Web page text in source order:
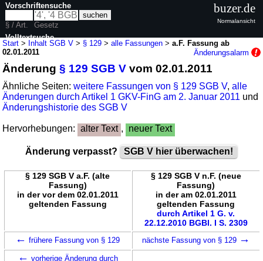
Start > Inhalt SGB V > § 129 >alle Fassungen >a.F. Fassung ab
02.01.2011
Änderungsalarm
Änderung§ 129 SGB V vom 02.01.2011
Ähnliche Seiten:weitere Fassungen von § 129 SGB V,alle
Änderungen durch Artikel 1 GKV-FinG am 2. Januar 2011 und
Änderungshistorie des SGB V
Hervorhebungen: alter Text , neuer Text
Änderung verpasst? SGB V hier überwachen!
§ 129 SGB V a.F. (alte
Fassung)
in der vor dem 02.01.2011
geltenden Fassung
§ 129 SGB V n.F. (neue
Fassung)
in der am 02.01.2011
geltenden Fassung
durch Artikel 1 G. v.
22.12.2010 BGBl. I S. 2309
← frühere Fassung von § 129 nächste Fassung von § 129 →
← vorherige Änderung durch
Vorschriftensuche
§ / Art.
Gesetz
Volltextsuche
buzer.de
Normalansicht